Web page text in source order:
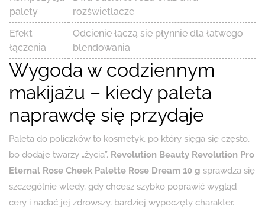
palety
rozświetlacze
Efekt
łączenia
Odcienie łączą się płynnie dla łatwego
blendowania
Wygoda w codziennym
makijażu – kiedy paleta
naprawdę się przydaje
Paleta do policzków to kosmetyk, po który sięga się często,
bo dodaje twarzy „życia”. Revolution Beauty Revolution Pro
Eternal Rose Cheek Palette Rose Dream 10 g sprawdza się
szczególnie wtedy, gdy chcesz szybko poprawić wygląd
cery i nadać jej zdrowszy, bardziej wypoczęty charakter.